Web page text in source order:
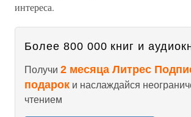
интереса.
Более 800 000 книг и
Получи 2 месяца Литрес
подарок и наслаждайся
чтением